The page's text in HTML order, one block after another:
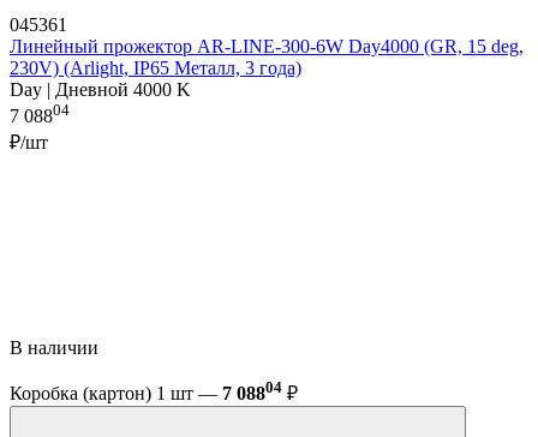
045361
Линейный прожектор AR-LINE-300-6W Day4000 (GR, 15 deg,
230V) (Arlight, IP65 Металл, 3 года)
Day | Дневной 4000 K
7 08804
₽/шт
В наличии
Коробка (картон) 1 шт — 7 08804 ₽